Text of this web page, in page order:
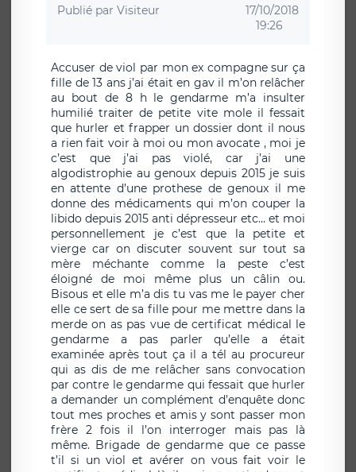
Publié par Visiteur
17/10/2018
19:26
Accuser de viol par mon ex compagne sur ça
fille de 13 ans j’ai était en gav il m’on relâcher
au bout de 8 h le gendarme m’a insulter
humilié traiter de petite vite mole il fessait
que hurler et frapper un dossier dont il nous
a rien fait voir à moi ou mon avocate , moi je
c’est que j’ai pas violé, car j’ai une
algodistrophie au genoux depuis 2015 je suis
en attente d’une prothese de genoux il me
donne des médicaments qui m’on couper la
libido depuis 2015 anti dépresseur etc... et moi
personnellement je c’est que la petite et
vierge car on discuter souvent sur tout sa
mère méchante comme la peste c’est
éloigné de moi même plus un câlin ou.
Bisous et elle m’a dis tu vas me le payer cher
elle ce sert de sa fille pour me mettre dans la
merde on as pas vue de certificat médical le
gendarme a pas parler qu’elle a était
examinée après tout ça il a tél au procureur
qui as dis de me relâcher sans convocation
par contre le gendarme qui fessait que hurler
a demander un complément d’enquête donc
tout mes proches et amis y sont passer mon
frère 2 fois il l’on interroger mais pas là
même. Brigade de gendarme que ce passe
t’il si un viol et avérer on vous fait voir le